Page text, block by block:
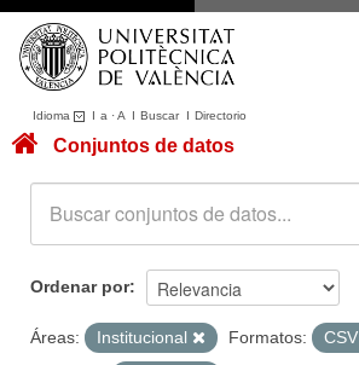
Idioma I a ·A I BuscarI Directorio
Conjuntos de datos
Acerca de
Portal de Transparencia
Conjuntos de datos
Ordenar por
Áreas: Institucional Formatos: CSV